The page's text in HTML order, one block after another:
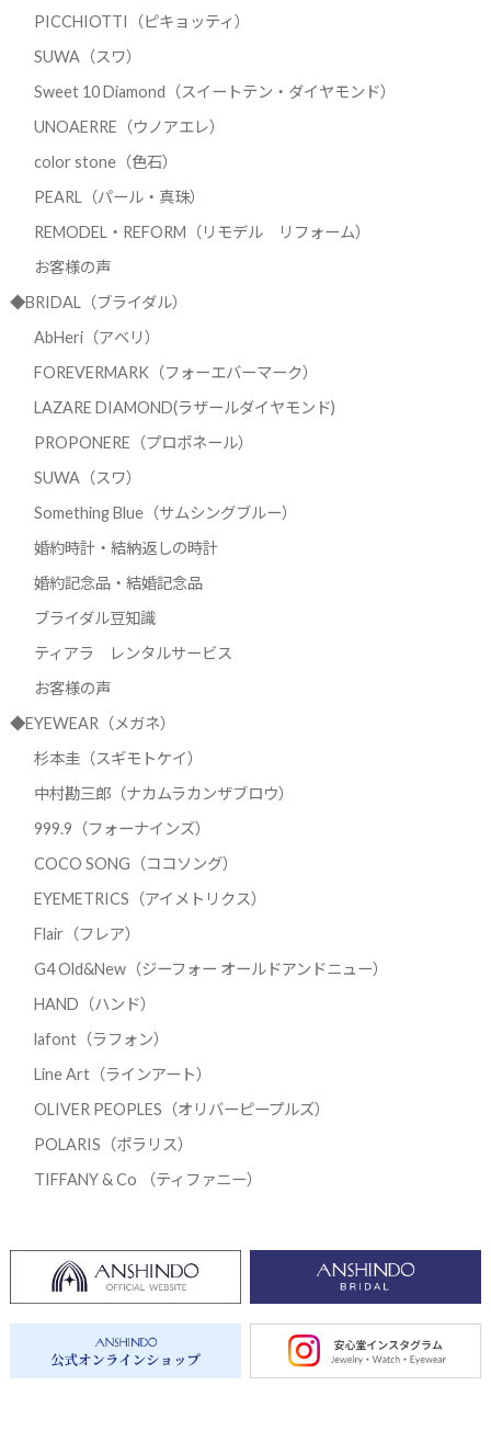
PICCHIOTTI（ピキョッティ）
SUWA（スワ）
Sweet 10 Diamond（スイートテン・ダイヤモンド）
UNOAERRE（ウノアエレ）
color stone（色石）
PEARL（パール・真珠）
REMODEL・REFORM（リモデル リフォーム）
お客様の声
◆BRIDAL（ブライダル）
AbHeri（アベリ）
FOREVERMARK（フォーエバーマーク）
LAZARE DIAMOND(ラザールダイヤモンド)
PROPONERE（プロポネール）
SUWA（スワ）
Something Blue（サムシングブルー）
婚約時計・結納返しの時計
婚約記念品・結婚記念品
ブライダル豆知識
ティアラ レンタルサービス
お客様の声
◆EYEWEAR（メガネ）
杉本圭（スギモトケイ）
中村勘三郎（ナカムラカンザブロウ）
999.9（フォーナインズ）
COCO SONG（ココソング）
EYEMETRICS（アイメトリクス）
Flair（フレア）
G4 Old&New（ジーフォー オールドアンドニュー）
HAND（ハンド）
lafont（ラフォン）
Line Art（ラインアート）
OLIVER PEOPLES（オリバーピープルズ）
POLARIS（ポラリス）
TIFFANY & Co （ティファニー）